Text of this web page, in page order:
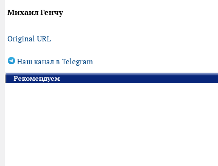
Михаил Генчу
Original URL
Наш канал в Telegram
Рекомендуем